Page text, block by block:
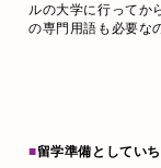
ルの大学に行ってか
の専門用語も必要な
■留学準備としてい